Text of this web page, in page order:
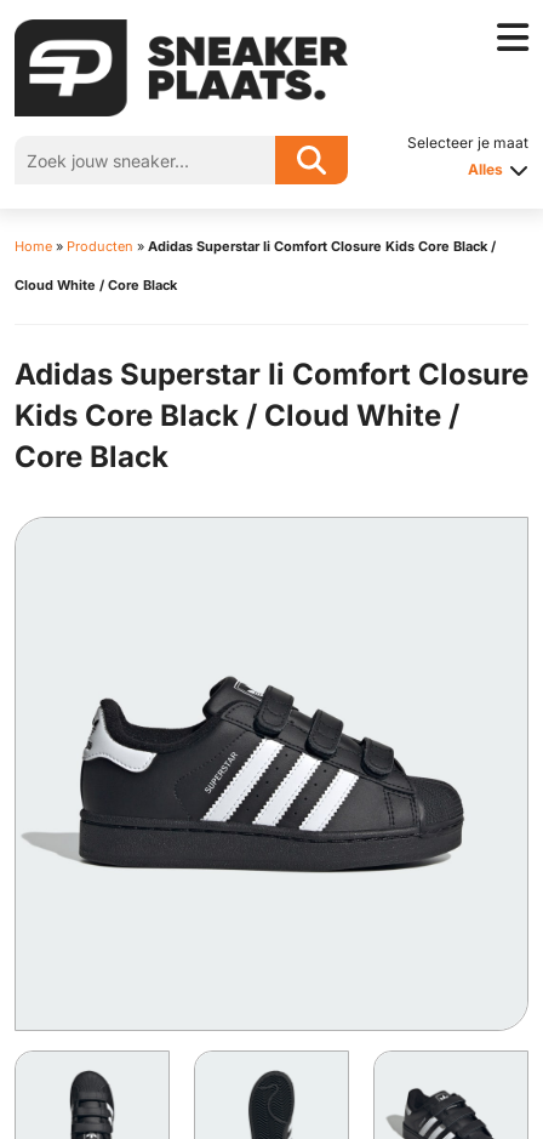
Selecteer je maat
Alles
Home » Producten » Adidas Superstar Ii Comfort Closure Kids Core Black /
Cloud White / Core Black
Adidas Superstar Ii Comfort Closure
Kids Core Black / Cloud White /
Core Black